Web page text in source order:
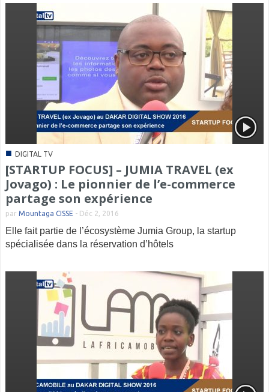
■ DIGITAL TV
[STARTUP FOCUS] – JUMIA TRAVEL (ex
Jovago) : Le pionnier de l’e-commerce
partage son expérience
par Mountaga CISSE - Déc 2, 2016
Elle fait partie de l’écosystème Jumia Group, la startup
spécialisée dans la réservation d’hôtels